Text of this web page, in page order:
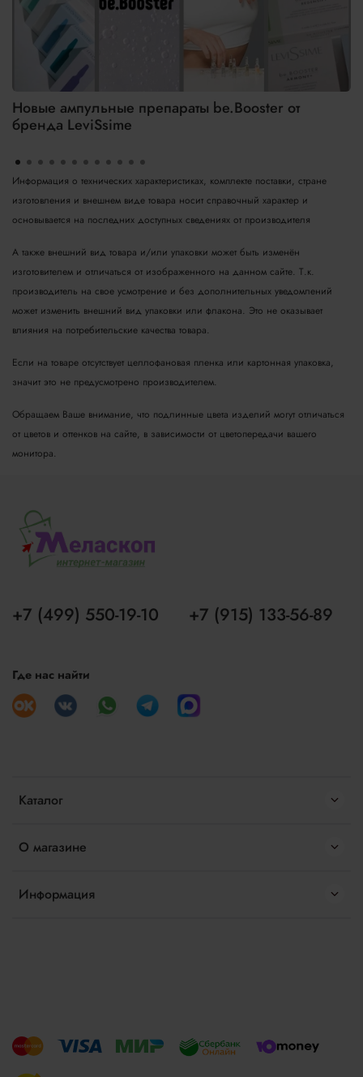
Новые ампульные препараты be.Booster от
бренда LeviSsime
Информация о технических характеристиках, комплекте поставки, стране
изготовления и внешнем виде товара носит справочный характер и
основывается на последних доступных сведениях от производителя
А также внешний вид товара и/или упаковки может быть изменён
изготовителем и отличаться от изображенного на данном сайте. Т.к.
производитель на свое усмотрение и без дополнительных уведомлений
может изменить внешний вид упаковки или флакона. Это не оказывает
влияния на потребительские качества товара.
Если на товаре отсутствует целлофановая пленка или картонная упаковка,
значит это не предусмотрено производителем.
Обращаем Ваше внимание, что подлинные цвета изделий могут отличаться
от цветов и оттенков на сайте, в зависимости от цветопередачи вашего
монитора.
Каталог
О магазине
Информация
+7 (499) 550-19-10 +7 (915) 133-56-89
Где нас найти